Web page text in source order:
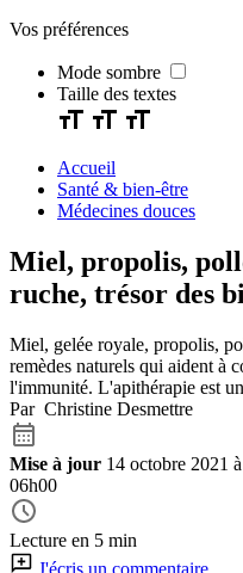
Vos préférences
Mode sombre
Taille des textes
Accueil
Santé & bien-être
Médecines douces
Miel, propolis,
ruche, trésor des
Miel, gelée royale, propolis,
remèdes naturels qui aident à
l'immunité. L'apithérapie est
Par Christine Desmettre
Mise à jour 14 octobre 2021
06h00
Lecture en 5 min
J'écris un commentaire